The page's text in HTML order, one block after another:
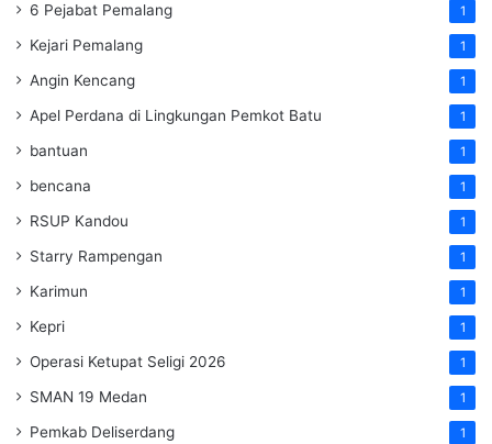
6 Pejabat Pemalang 1
Kejari Pemalang 1
Angin Kencang 1
Apel Perdana di Lingkungan Pemkot Batu 1
bantuan 1
bencana 1
RSUP Kandou 1
Starry Rampengan 1
Karimun 1
Kepri 1
Operasi Ketupat Seligi 2026 1
SMAN 19 Medan 1
Pemkab Deliserdang 1